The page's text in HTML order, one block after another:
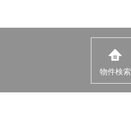
は商品開発等の調査分析。
させていただきます。
。
物件検索